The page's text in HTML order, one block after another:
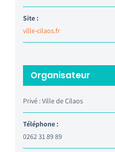
Site :
ville-cilaos.fr
Organisateur
Privé : Ville de Cilaos
Téléphone :
0262 31 89 89